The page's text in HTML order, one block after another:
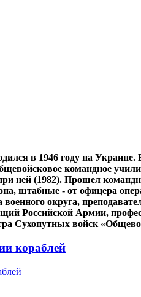
в 1946 году на Украине.
командное
ней (1982). Прошел
штабные - от офицера
округа,
Российской Армии,
Сухопутных войск
кораблей